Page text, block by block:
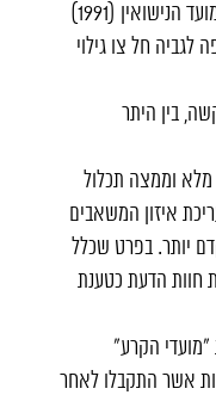
משאביהם של הצדדים כפי שנצברו ממועד הנישואין (1991)
חל צו גילוי
בין היתר
וממצה תכלול
איזון המשאבים
יותר. בפרט שכלל
חוות הדעת כטענת
הקרע"
אשר התקבלו לאחר